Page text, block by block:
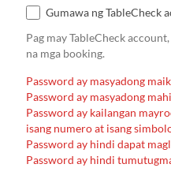
Gumawa ng TableCheck
Pag may TableCheck
na mga booking.
Password ay masyadong
Password ay masyadong
Password ay kailangan
isang numero at isang
Password ay hindi dapat
Password ay hindi